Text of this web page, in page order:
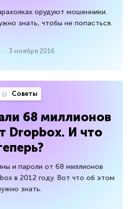
орудуют мошенники.
знать, чтобы не попасться.
3 ноября 2016
Советы
68 миллионов
Dropbox. И что
и пароли от 68 миллионов
в 2012 году. Вот что об этом
знать.